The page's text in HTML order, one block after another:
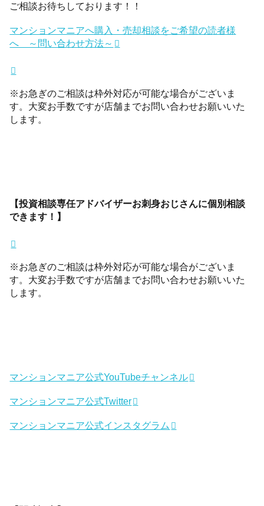
ご相談お待ちしております！！
マンションマニアへ購入・売却相談をご希望の読者様
へ ～問い合わせ方法～
※お急ぎのご相談は枠外対応が可能な場合がございま
す。大変お手数ですが店舗までお問い合わせお願いいた
します。
【投資相談専任アドバイザーお刺身おじさんに個別相談
できます！】
※お急ぎのご相談は枠外対応が可能な場合がございま
す。大変お手数ですが店舗までお問い合わせお願いいた
します。
マンションマニア公式YouTubeチャンネル
マンションマニア公式Twitter
マンションマニア公式インスタグラム